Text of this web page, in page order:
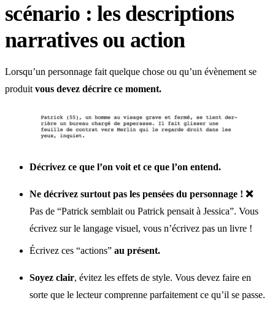
scénario : les descriptions
narratives ou action
Lorsqu’un personnage fait quelque chose ou qu’un évènement se
produit vous devez décrire ce moment.
Décrivez ce que l’on voit et ce que l’on entend.
Ne décrivez surtout pas les pensées du personnage ! ❌
Pas de “Patrick semblait ou Patrick pensait à Jessica”. Vous
écrivez sur le langage visuel, vous n’écrivez pas un livre !
Écrivez ces “actions” au présent.
Soyez clair, évitez les effets de style. Vous devez faire en
sorte que le lecteur comprenne parfaitement ce qu’il se passe.